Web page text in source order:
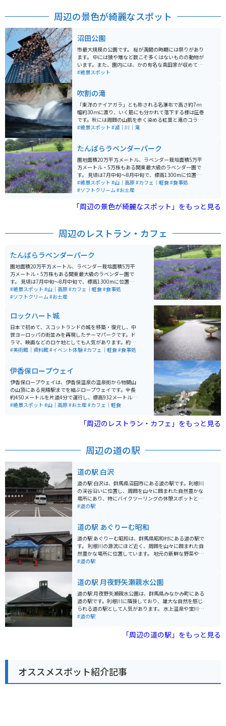
周辺の景色が綺麗なスポット
沼田公園
市最大規模の公園です。 桜が満開の時期には祭りがあり
ます。 中には猿や雉など数こそ多くはないものの動物が
います。また、園内には、かの有名な真田家が収めてい
た土地があり、城跡もあります。 家族連れで運動した
#絶景スポット
吹割の滝
「東洋のナイアガラ」とも称される名瀑布で高さ約7ｍ
幅約30ｍに渡り、いく筋にも分かれて落下する様は圧巻
です。秋には周囲の山肌を赤く染める紅葉と滝のコラボ
が美しく、春は雪解け水による豊富な水量が見所となっ
#絶景スポット #湖｜川｜滝
たんばらラベンダーパーク
園地面積20万平方メートル、ラベンダー栽培面積5万平
方メートル・5万株もある関東最大級のラベンダー園で
す。 見頃は7月中旬～8月中旬で、標高1300mに位置す
るので涼しいです。園内には、見わたすかぎりのラベン
ダーや、カラフルな花々を並べた彩の丘、一面に咲くひ
場者のおよそ2人に1人が食するラベンダーソフトクリー
くさんあります。 その他にも、畑に咲いているラベンダ
ーお持ち帰りできるラベンダー摘取り体験や、ラベンダ
ーを使用したオリジナルグッズなど、ラベンダーを感じ
られるお土産も充実しています。
#絶景スポット #山｜高原#カフェ｜軽食#食事処
#ソフトクリーム#お土産
「周辺の景色が綺麗なスポット」をもっと見る
周辺のレストラン・カフェ
たんばらラベンダーパーク
園地面積20万平方メートル、ラベンダー栽培面積5万平
方メートル・5万株もある関東最大級のラベンダー園で
す。 見頃は7月中旬～8月中旬で、標高1300mに位置す
るので涼しいです。園内には、見わたすかぎりのラベン
ダーや、カラフルな花々を並べた彩の丘、一面に咲くひ
場者のおよそ2人に1人が食するラベンダーソフトクリー
ムをはじめ、新登場の冷やしラベンダーラーメンなど、
味覚でもラベンダーを楽しめるオリジナルメニューがた
くさんあります。 その他にも、畑に咲いているラベンダ
ーお持ち帰りできるラベンダー摘取り体験や、ラベンダ
ーを使用したオリジナルグッズなど、ラベンダーを感じ
#絶景スポット #山｜高原#カフェ｜軽食#食事処
#ソフトクリーム#お土産
ロックハート城
日本で初めて、スコットランドの城を移築・復元し、中
世ヨーロッパの街並みを再現したテーマパークです。ド
ラマ、映画などのロケ地としても人気があります。約55
0着の豪華ドレスを試せる「プリンセス体験」と「謎解
#美術館｜資料館#イベント体験#カフェ｜軽食#食事処
伊香保ロープウェイ
伊香保ロープウェイは、伊香保温泉の温泉街から物聞山
の山頂にある見晴駅までを結ぶロープウェイです。全長
約450メートルを片道4分で運行し、標高932メートルの
山頂からは、赤城山や谷川岳などを一望することができ
駅」があり、山頂には「見晴駅」があります。展望台か
らは伊香保温泉街が一望でき、天気の良い日には群馬の
#絶景スポット #山｜高原#お土産#カフェ｜軽食
「周辺のレストラン・カフェ」をもっと見る
周辺の道の駅
道の駅 白沢
道の駅 白沢は、群馬県沼田市にある道の駅です。利根川
の渓谷沿いに位置し、周囲を山々に囲まれた自然豊かな
場所にあり、特にバイクツーリングの休憩スポットとし
て人気があります。 道の駅 白沢には、地元の農産物や特
こと、群馬名物のこんにゃくや、地元産の小麦粉を使っ
たうどん、そばなども人気です。また、併設されている
食堂では、地元の食材を使った料理を楽しむことができ
ます。 特にバイク乗りの方には、白沢名物の「舞茸釜
飯」がおすすめです。大きな舞茸が丸ごと入った釜飯
停めることができます。 道の駅 白沢は、自然豊かな環境
の中で、地元の味覚や文化に触れることができる場所で
す。群馬県北部へのツーリングの際には、ぜひお立ち寄
りください。
#道の駅
道の駅 あぐりーむ昭和
道の駅 あぐりーむ昭和は、群馬県昭和村にある道の駅で
す。 利根川の源流にほど近く、周囲を山々に囲まれた自
然豊かな場所に位置しています。 地元の新鮮な野菜や山
菜、きのこなどが販売されている農産物直売所が人気で
る「昭和の暮らし体験館」では、昔の農家の暮らしを体
験することができます。 バイクで訪れる際は、道の駅か
ら見える武尊山など、周辺の景色を楽しみながらのツー
リングがおすすめです。 春には桜、秋には紅葉の名所と
しても知られており、四季折々の自然を楽しむことがで
#道の駅
道の駅 月夜野矢瀬親水公園
道の駅 月夜野矢瀬親水公園は、群馬県みなかみ町にある
道の駅です。利根川に隣接しており、雄大な自然を感じ
られる道の駅として人気があります。 水上温泉や宝川温
泉、猿ヶ京温泉など、周辺には温泉地が多く点在してい
ではラフティングやカヌーなどのアクティビティを楽し
す。 バイクに乗っている方は、谷川岳や榛名山へのツー
リングの休憩場所としても利用できます。道の駅のすぐ
近くには、利根川の清流を眺めながら食事ができるレス
#道の駅
「周辺の道の駅」をもっと見る
オススメスポット紹介記事